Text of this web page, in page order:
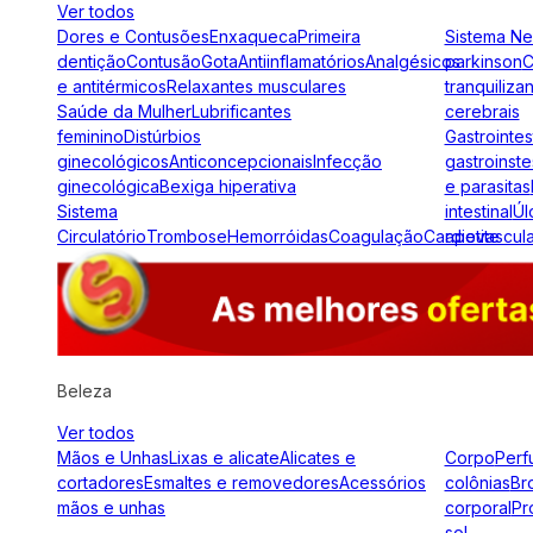
Ver todos
Dores e ContusõesEnxaquecaPrimeira
dentiçãoContusãoGotaAntiinflamatóriosAnalgésicos
e antitérmicosRelaxantes musculares
Saúde da MulherLubrificantes
femininoDistúrbios
ginecológicosAnticoncepcionaisInfecção
ginecológicaBexiga hiperativa
Sistema
CirculatórioTromboseHemorróidasCoagulação
Sistema
parkinson
cerebrais
e parasitas
intestinal
apetite
Beleza
Ver todos
Mãos e UnhasLixas e alicateAlicates e
cortadoresEsmaltes e removedoresAcessórios
mãos e unhas
Corpo
colônias
corporal